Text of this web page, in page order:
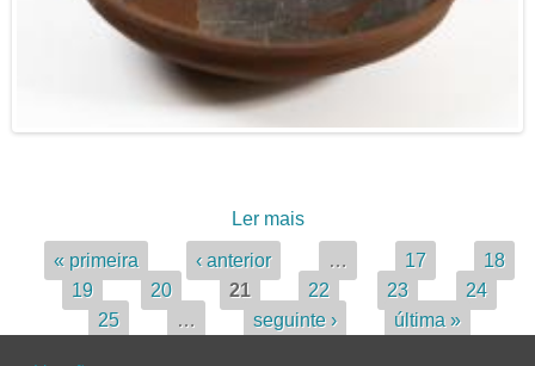
Ler maisacerca de Taça carenada
Páginas
« primeira ‹ anterior … 17
18
19
20 21 22 23
24
25
… seguinte › última »